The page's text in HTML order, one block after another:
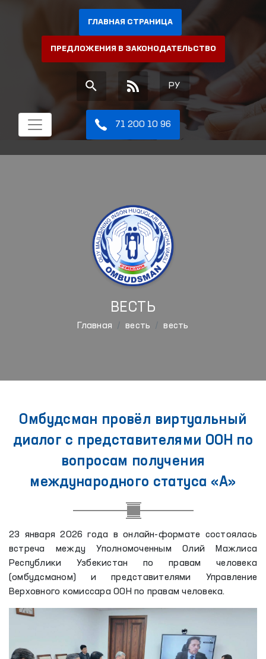
ГЛАВНАЯ СТРАНИЦА
ПРЕДЛОЖЕНИЯ В ЗАКОНОДАТЕЛЬСТВО
РУ
71 200 10 96
ВЕСТЬ
Главная весть весть
Омбудсман провёл виртуальный
диалог с представителями ООН по
вопросам получения
международного статуса «А»
23 января 2026 года в онлайн-формате состоялась
встреча между Уполномоченным Олий Мажлиса
Республики Узбекистан по правам человека
(омбудсманом) и представителями Управление
Верховного комиссара ООН по правам человека.